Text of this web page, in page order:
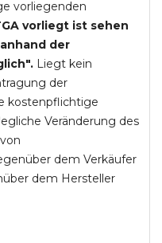
vorliegenden
vorliegt ist sehen
der
Liegt kein
der
kostenpflichtige
Veränderung des
dem Verkäufer
dem Hersteller